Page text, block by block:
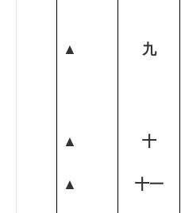
▲ 九
▲ 十
▲ 十一